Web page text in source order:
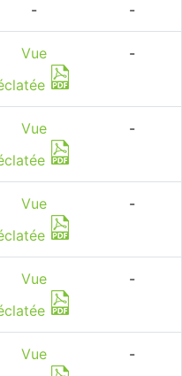
- -
Vue
-
Vue
-
Vue
-
Vue
-
Vue
-